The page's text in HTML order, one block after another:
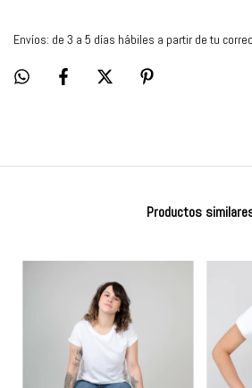
Envíos: de 3 a 5 días hábiles a partir de tu
Productos